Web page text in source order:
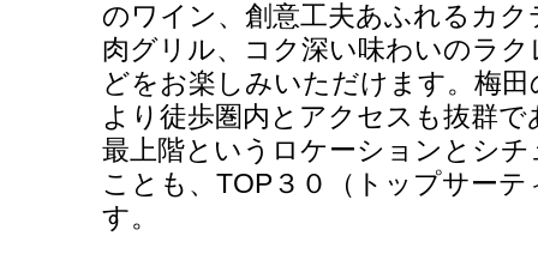
のワイン、創意工夫あふれるカ
肉グリル、コク深い味わいのラ
どをお楽しみいただけます。梅
より徒歩圏内とアクセスも抜群
最上階というロケーションとシ
ことも、TOP３０（トップサー
す。